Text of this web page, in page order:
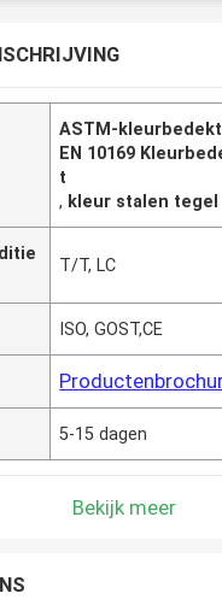
ASTM-
EN 10169
t
, kleur stalen tegel
T/T, LC
ISO, GOST,CE
5-15 dagen
Bekijk meer